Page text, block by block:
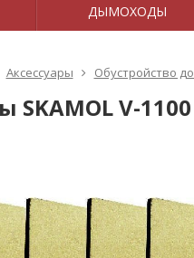
ДЫМОХОДЫ
Аксессуары Обустройство
SKAMOL V-